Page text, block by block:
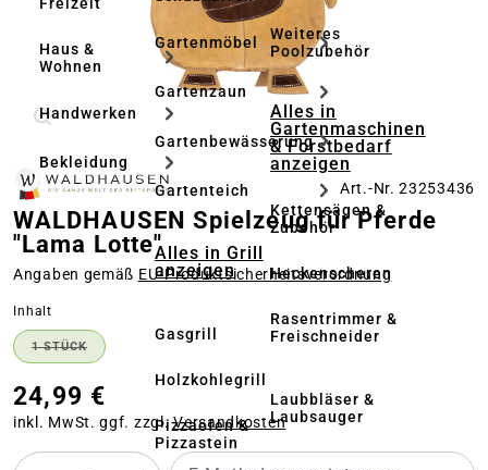
Haus &
Wohnen
Handwerken
Bekleidung
Gartenmöbel
Gartenzaun
Gartenbewässerung
Gartenteich
Alles in Grill
anzeigen
Gasgrill
Holzkohlegrill
Pizzaofen &
Pizzastein
Weiteres
Poolzubehör
Alles in
Gartenmaschinen
& Forstbedarf
anzeigen
Kettensägen &
Zubehör
Heckenscheren
Rasentrimmer &
Freischneider
Laubbläser &
Laubsauger
Art.-Nr. 23253436
WALDHAUSEN Spielzeug für Pferde
"Lama Lotte"
Angaben gemäß EU‑Produktsicherheitsverordnung
Inhalt
1 STÜCK(DIESE OPTION IST ZURZEIT NICHT VERFÜGBAR.)
24,99 €
inkl. MwSt. ggf. zzgl.Versandkosten